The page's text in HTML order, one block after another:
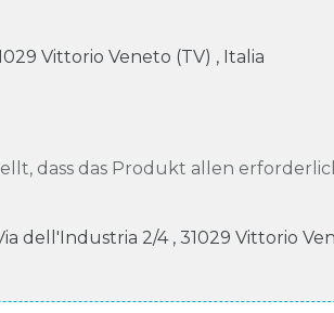
Vittorio Veneto (TV) , Italia
dass das Produkt allen
dell'Industria 2/4, 31029 Vittorio